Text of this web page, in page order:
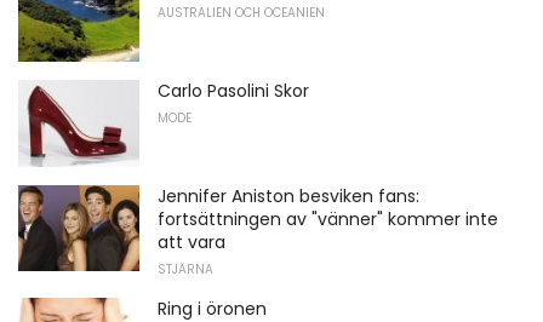
AUSTRALIEN OCH OCEANIEN
Carlo Pasolini Skor
MODE
Jennifer Aniston besviken fans:
fortsättningen av "vänner" kommer inte
att vara
STJÄRNA
Ring i öronen